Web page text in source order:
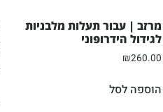
מרזב | עבור תעלות מלבניות
לגידול הידרופוני
₪260.00
הוספה לסל